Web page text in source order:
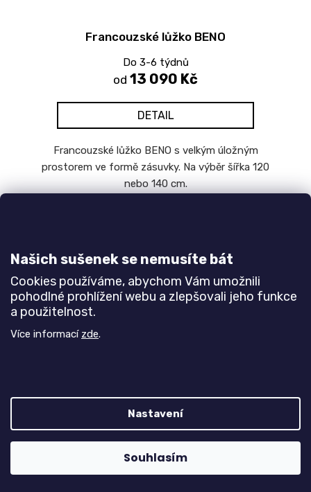
Našich sušenek se nemusíte bát
Cookies používáme, abychom Vám umožnili
pohodlné prohlížení webu a zlepšovali jeho funkce
a použitelnost.
Více informací zde.
Nastavení
Souhlasím
Francouzské lůžko BENO
Do 3-6 týdnů
od 13 090 Kč
DETAIL
Francouzské lůžko BENO s velkým úložným
prostorem ve formě zásuvky. Na výběr šířka 120
nebo 140 cm.
Zvýšené lůžko DINO s úložným prostorem
Do 3-6 týdnů
od8 690 Kč